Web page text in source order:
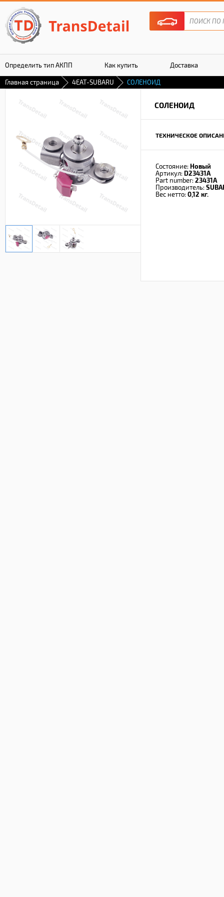
Определить тип АКПП Как купить Доставка
Гарантия
Главная страница 4EAT-SUBARU СОЛЕНОИД
СОЛЕНОИД
ТЕХНИЧЕСКОЕ
Состояние: Новый
Артикул: D23431A
Part number: 23431A
Производитель:
Вес нетто: 0,12 кг.